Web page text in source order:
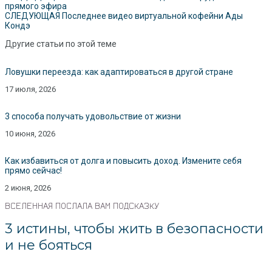
прямого эфира
СЛЕДУЮЩАЯ Последнее видео виртуальной кофейни Ады
Кондэ
Другие статьи по этой теме
Ловушки переезда: как адаптироваться в другой стране
17 июля, 2026
3 способа получать удовольствие от жизни
10 июня, 2026
Как избавиться от долга и повысить доход. Измените себя
прямо сейчас!
2 июня, 2026
ВСЕЛЕННАЯ ПОСЛАЛА ВАМ ПОДСКАЗКУ
3 истины, чтобы жить в безопасности
и не бояться